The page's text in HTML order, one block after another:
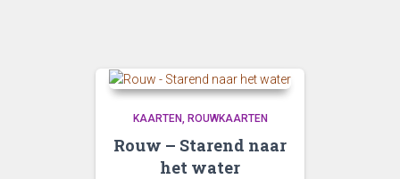
KAARTEN ROUWKAARTEN
Rouw – Starend naar
het water